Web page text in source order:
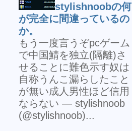
stylishnoobの何
が完全に間違っているの
か。
もう一度言うぞpcゲーム
で中国鯖を独立(隔離)さ
せることに難色示す奴は
自称うんこ漏らしたこと
が無い成人男性ほど信用
ならない — stylishnoob
(@stylishnoob)...